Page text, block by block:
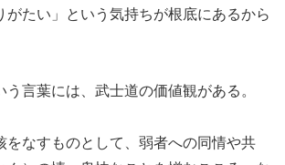
がたい」という気持ちが根底にあるから
う言葉には、武士道の価値観がある。
をなすものとして、弱者への同情や共